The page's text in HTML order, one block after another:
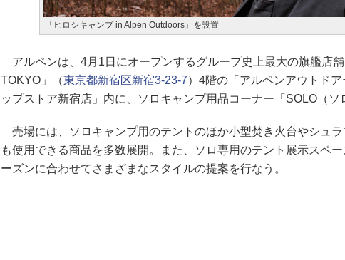
「ヒロシキャンプ in Alpen Outdoors」を設置
アルペンは、4月1日にオープンするグループ史上最大の旗艦店
TOKYO」（東京都新宿区新宿3-23-7）4階の「アルペンアウトド
ップストア新宿店」内に、ソロキャンプ用品コーナー「SOLO（ソ
売場には、ソロキャンプ用のテントのほか小型焚き火台やシュ
も使用できる商品を多数展開。また、ソロ専用のテント展示スペ
ーズンに合わせてさまざまなスタイルの提案を行なう。